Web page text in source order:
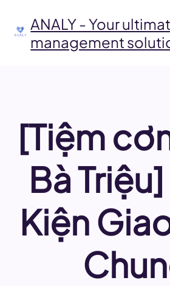
contentANALY - Your
management
[Tiệm
Bà
Kiện